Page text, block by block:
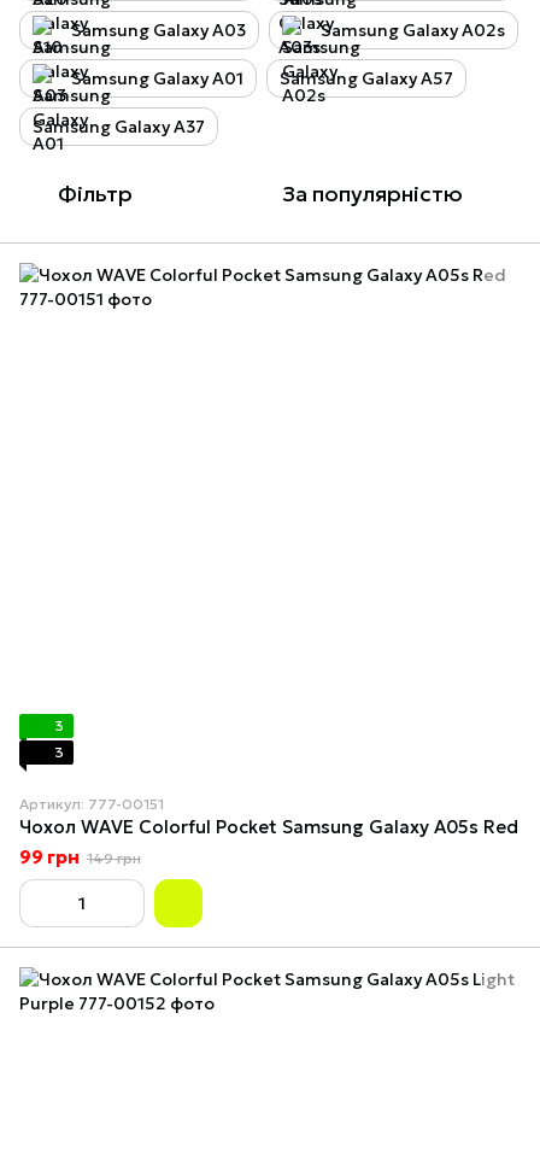
Samsung Galaxy A03 Samsung Galaxy A02s
Samsung Galaxy A01 Samsung Galaxy A57
Samsung Galaxy A37
Фільтр За популярністю
3
3
Артикул: 777-00151
Чохол WAVE Colorful Pocket Samsung Galaxy A05s Red
99 грн 149 грн